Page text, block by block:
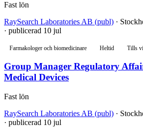
Fast lön
RaySearch Laboratories AB (publ) ·
· publicerad 10 jul
Farmakologer och biomedicinare Heltid Tills
Group Manager Regulatory
Medical Devices
Fast lön
RaySearch Laboratories AB (publ) ·
· publicerad 10 jul